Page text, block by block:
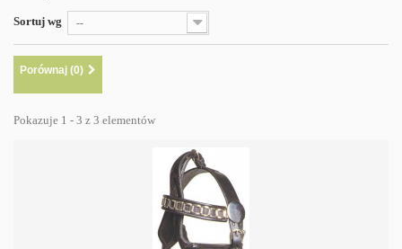
Sortuj wg --
Porównaj (0)
Pokazuje 1 - 3 z 3 elementów